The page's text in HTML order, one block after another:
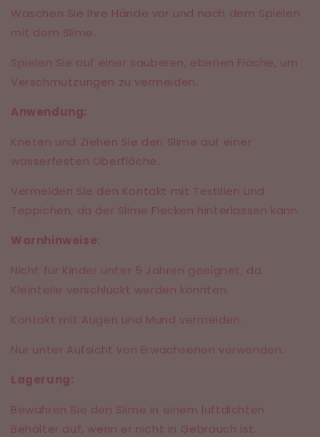
Waschen Sie Ihre Hände vor und nach dem Spielen
mit dem Slime.
Spielen Sie auf einer sauberen, ebenen Fläche, um
Verschmutzungen zu vermeiden.
Anwendung:
Kneten und Ziehen Sie den Slime auf einer
wasserfesten Oberfläche.
Vermeiden Sie den Kontakt mit Textilien und
Teppichen, da der Slime Flecken hinterlassen kann.
Warnhinweise:
Nicht für Kinder unter 5 Jahren geeignet, da
Kleinteile verschluckt werden könnten.
Kontakt mit Augen und Mund vermeiden.
Nur unter Aufsicht von Erwachsenen verwenden.
Lagerung:
Bewahren Sie den Slime in einem luftdichten
Behälter auf, wenn er nicht in Gebrauch ist.